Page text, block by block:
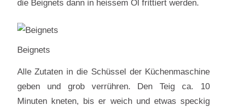
die Beignets dann in heissem Öl frittiert werden.
Beignets
Alle Zutaten in die Schüssel der Küchenmaschine
geben und grob verrühren. Den Teig ca. 10
Minuten kneten, bis er weich und etwas speckig